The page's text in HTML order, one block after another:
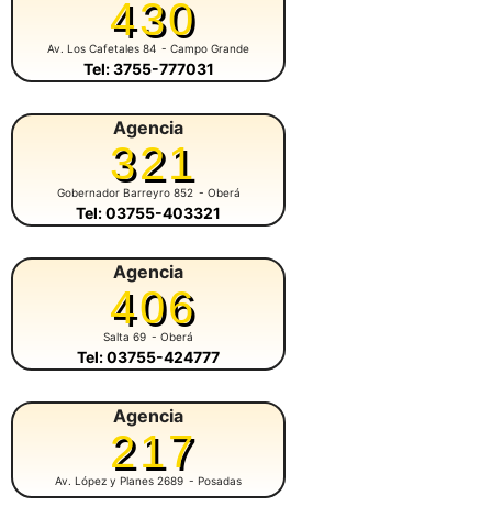
430
Av. Los Cafetales 84 - Campo Grande
Tel: 3755-777031
Agencia
321
Gobernador Barreyro 852 - Oberá
Tel: 03755-403321
Agencia
406
Salta 69 - Oberá
Tel: 03755-424777
Agencia
217
Av. López y Planes 2689 - Posadas